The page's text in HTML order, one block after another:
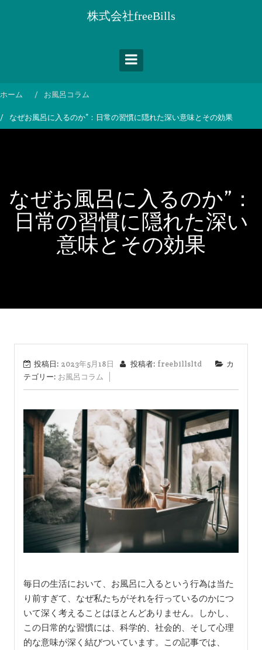
ス
ッ
株式会社freeBills
ホーム お風呂コラム
なぜお風呂に入るのか”：日常の習慣に隠れた深い意味とその効果
なぜお風呂に入るのか”：
日常の習慣に隠れた深い
意味とその効果
投稿日: 2023年5月18日 投稿者: freebillsltd
カ
テゴリー: お風呂コラム
毎日の生活において、お風呂に入るという行為は当た
り前すぎて、なぜ私たちがそれを行っているのかにつ
いて深く考えることはほとんどありません。しかし、
この日常的な習慣には、科学的、社会的、そして心理
的な意味が深く結びついています。この記事では、